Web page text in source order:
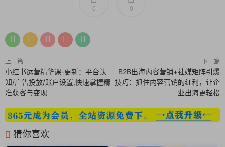
│ │ ├─04-新的Reviewlyai代理商从此开始
│ │ │ 02-Reviewly代理商Twilio A2P 2.pdf
│ │ │ 02-ReviewlyAi地点API文档.docx
│ │ │ 02-ReviewlyAi经销商API文档.docx
│ │ │ 03-白标代理商设置第一步.mp4
│ │ ├─05-代理商级别培训
│ │ │ 01-初始代理商设置 – 概述.mp4
│ │ │ 01-初始代理商设置 – 概述.pdf
0 0
上一篇
小红书运营精华课-更新：平台认
知/广告投放/账户设置,快速掌握精
准获客与变现
下一篇
B2B出海内容营销+社媒矩阵引爆
技巧：抓住内容营销的红利，让企
业出海更轻松
猜你喜欢